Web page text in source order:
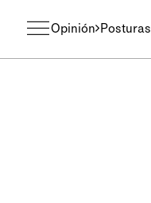
Opinión Posturas